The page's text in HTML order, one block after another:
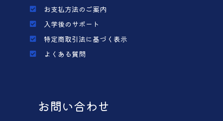
お支払方法のご案内
入学後のサポート
特定商取引法に基づく表示
よくある質問
お問い合わせ